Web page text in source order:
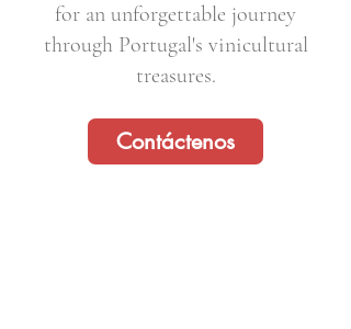
for an unforgettable journey
through Portugal's vinicultural
treasures.
Contáctenos